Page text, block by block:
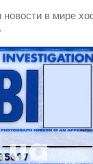
в мире